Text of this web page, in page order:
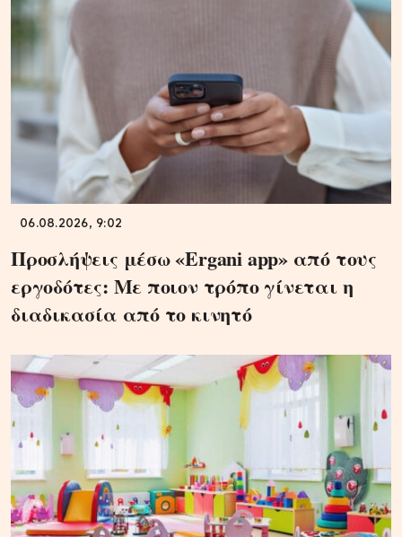
06.08.2026, 9:02
Προσλήψεις μέσω «Ergani app» από τους
εργοδότες: Με ποιον τρόπο γίνεται η
διαδικασία από το κινητό